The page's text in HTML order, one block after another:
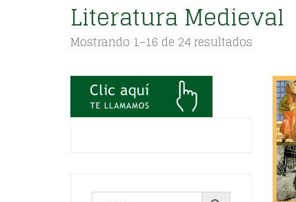
Literatura Medieval
Mostrando 1–16 de 24 resultados
últimos